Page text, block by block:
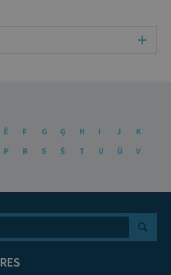
Ē F G Ģ H I J
K
P R S Š T U Ū
V